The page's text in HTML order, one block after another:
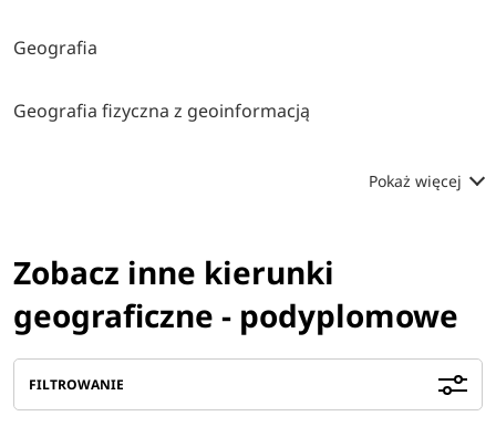
Geografia
Geografia fizyczna z geoinformacją
Pokaż więcej
Zobacz inne kierunki
geograficzne - podyplomowe
FILTROWANIE